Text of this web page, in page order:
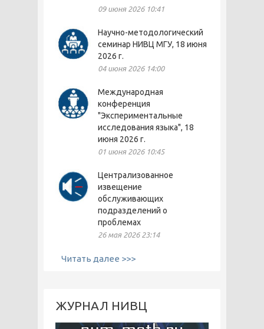
09 июня 2026 10:41
Научно-методологический
семинар НИВЦ МГУ, 18 июня
2026 г.
04 июня 2026 14:00
Международная
конференция
"Экспериментальные
исследования языка", 18
июня 2026 г.
01 июня 2026 10:45
Централизованное
извещение
обслуживающих
подразделений о
проблемах
26 мая 2026 23:14
Читать далее >>>
ЖУРНАЛ НИВЦ